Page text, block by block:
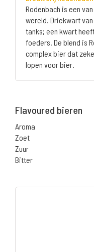
Rodenbach is een
wereld. Driekwart
tanks; een kwart
foeders. De blend is
complex bier dat
lopen voor bier.
Flavoured bieren
Aroma
Zoet
Zuur
Bitter